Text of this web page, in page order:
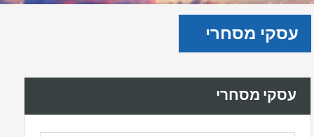
עסקי מסחרי
עסקי מסחרי